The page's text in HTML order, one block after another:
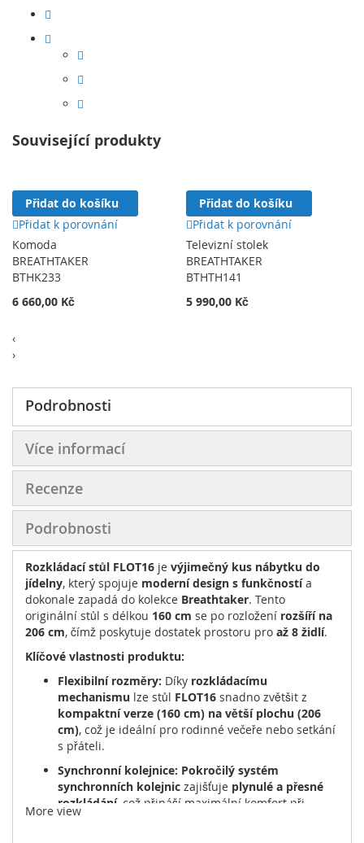
Související produkty
Přidat do košíku
Přidat k porovnání
Komoda
BREATHTAKER
BTHK233
6 660,00 Kč
Přidat do košíku
Přidat k porovnání
Televizní stolek
BREATHTAKER
BTHTH141
5 990,00 Kč
‹
›
Podrobnosti
Více informací
Recenze
Podrobnosti
Rozkládací stůl FLOT16 je výjimečný kus nábytku do
jídelny, který spojuje moderní design s funkčnostía
dokonale zapadá do kolekce Breathtaker. Tento
originální stůl s délkou 160 cm se po rozložení rozšíří na
206 cm, čímž poskytuje dostatek prostoru pro až 8 židlí.
Klíčové vlastnosti produktu:
Flexibilní rozměry: Díky rozkládacímu
mechanismu lze stůl FLOT16 snadno zvětšit z
kompaktní verze (160 cm) na větší plochu (206
cm), což je ideální pro rodinné večeře nebo setkání
s přáteli.
Synchronní kolejnice: Pokročilý systém
synchronních kolejnic zajišťuje plynulé a přesné
rozkládání, což přináší maximální komfort při
používání.
More view